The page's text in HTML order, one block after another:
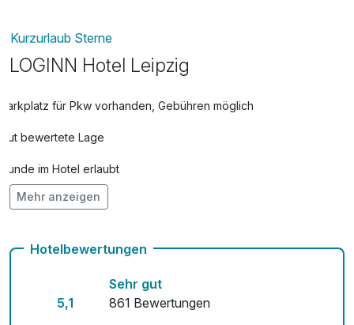
Kurzurlaub Sterne
LOGINN Hotel Leipzig
Parkplatz für Pkw vorhanden, Gebühren möglich
Gut bewertete Lage
Hunde im Hotel erlaubt
Auch vegetarische Speisen
Mit Hotelbar
Mehr anzeigen
Hotelbewertungen
5,1
Sehr gut
861 Bewertungen